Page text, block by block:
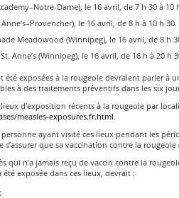
Dame), le 16 avril, de 7 h 30 à 10
le 16 avril, de 8 h à 10 h 30.
Meadowood (Winnipeg), le 16 avril, de 8 h
Anne’s (Winnipeg), le 16 avril, de 16 h à 20 h
été exposées à la rougeole devraient parler à
à des traitements préventifs dans les six
d’exposition récents à la rougeole par
measles-exposures.fr.html.
ayant visité ces lieux pendant les
que sa vaccination contre la rougeole
qui n’a jamais reçu de vaccin contre la
exposée dans ces lieux, devrait :